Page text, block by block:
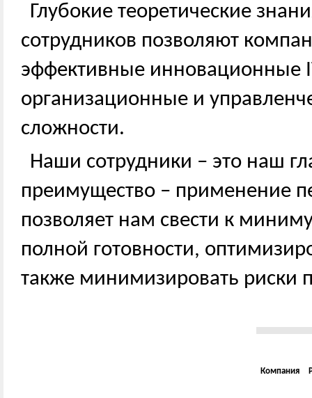
Глубокие теоретические
сотрудников позволяют
эффективные инновационные
организационные и
сложности.
Наши сотрудники – это наш
преимущество – применение
позволяет нам свести к
полной готовности,
также минимизировать риски
Компания